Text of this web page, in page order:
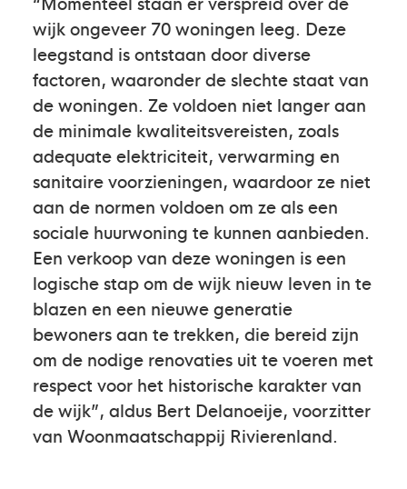
wijk ongeveer 70 woningen leeg. Deze
leegstand is ontstaan door diverse
factoren, waaronder de slechte staat van
de woningen. Ze voldoen niet langer aan
de minimale kwaliteitsvereisten, zoals
adequate elektriciteit, verwarming en
sanitaire voorzieningen, waardoor ze niet
aan de normen voldoen om ze als een
sociale huurwoning te kunnen aanbieden.
Een verkoop van deze woningen is een
logische stap om de wijk nieuw leven in te
blazen en een nieuwe generatie
bewoners aan te trekken, die bereid zijn
om de nodige renovaties uit te voeren met
respect voor het historische karakter van
de wijk”, aldus Bert Delanoeije, voorzitter
van Woonmaatschappij Rivierenland.